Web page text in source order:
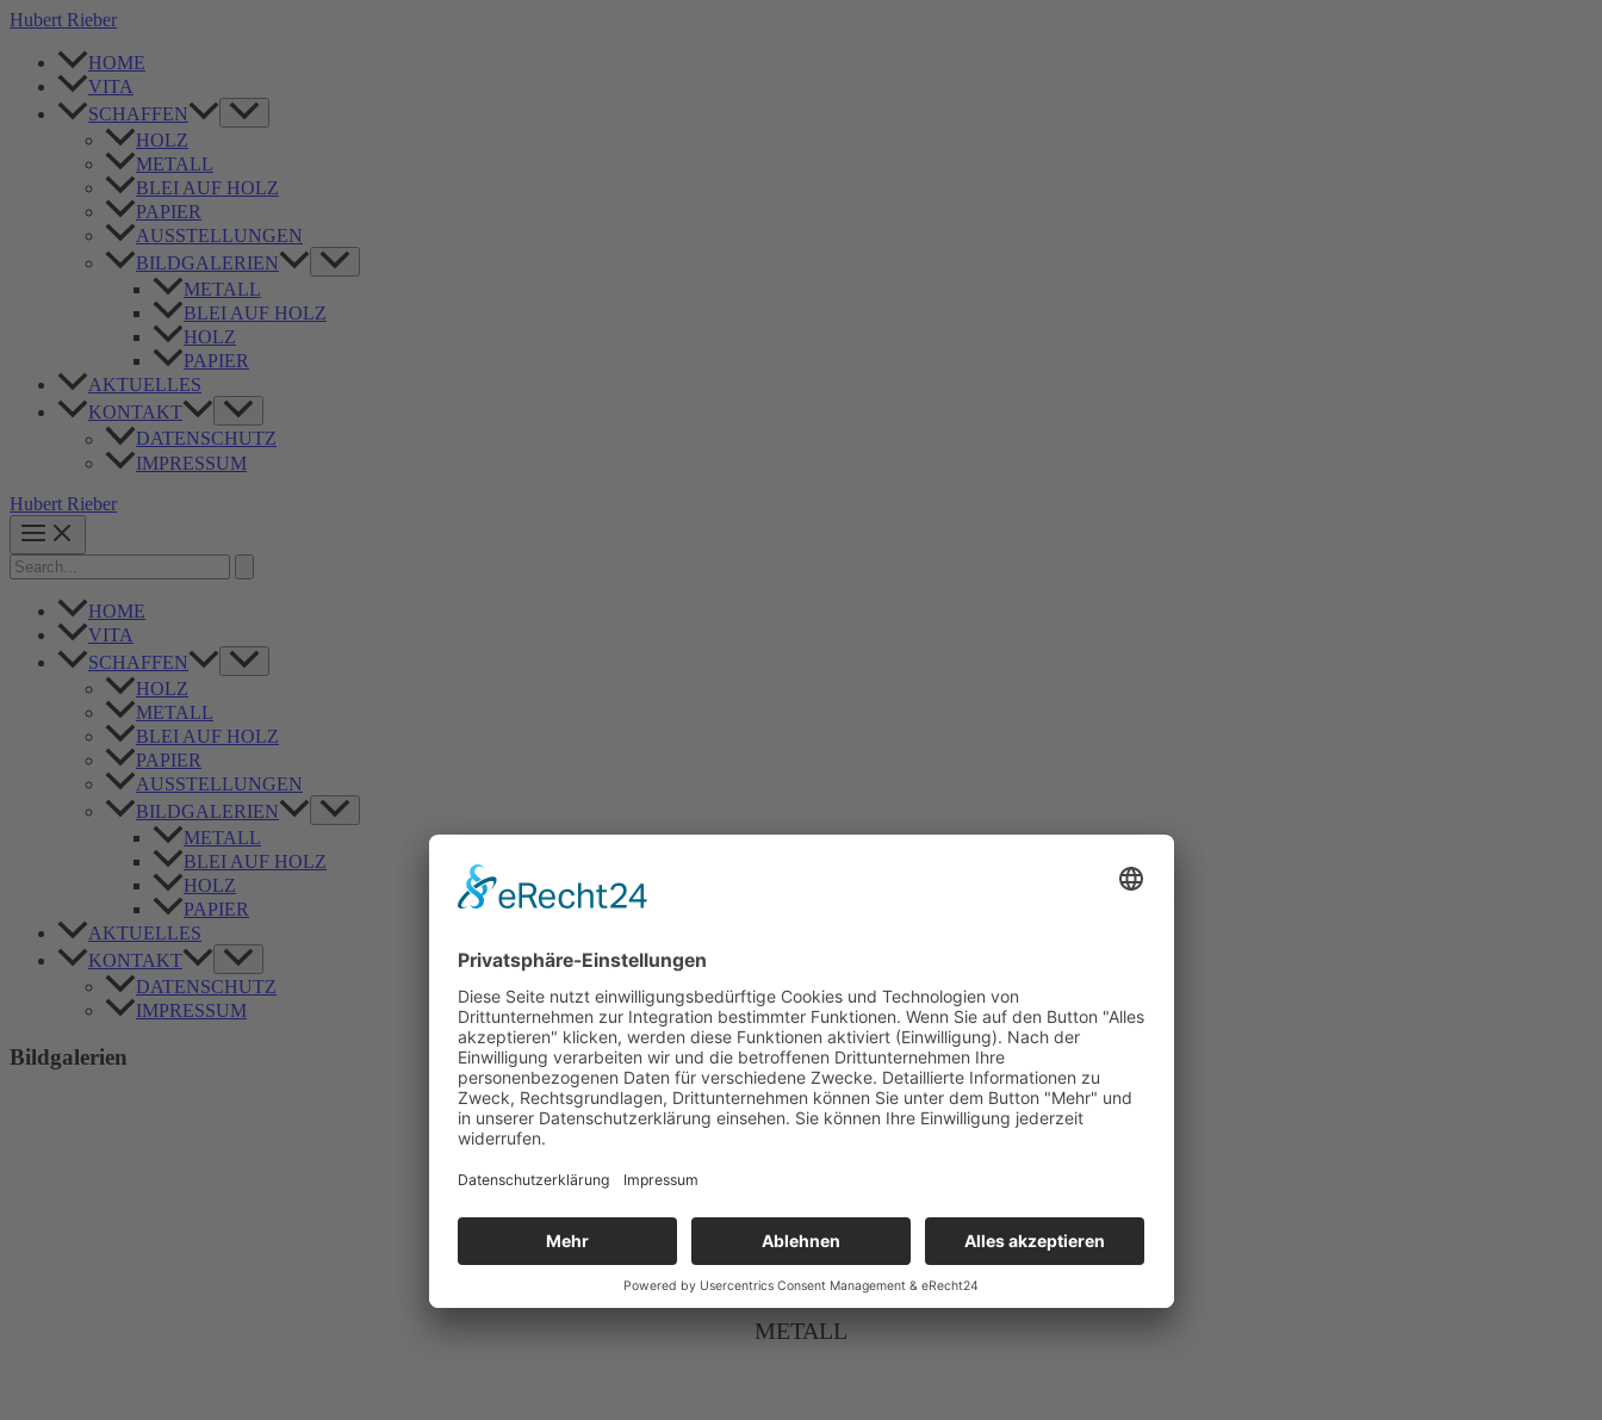
Zum
springen
Hubert Rieber
HOME
VITA
SCHAFFEN
Menü
umschalten
HOLZ
METALL
BLEI AUF HOLZ
PAPIER
AUSSTELLUNGEN
BILDGALERIEN
Menü
umschalten
METALL
BLEI AUF HOLZ
HOLZ
PAPIER
AKTUELLES
KONTAKT
Menü
umschalten
DATENSCHUTZ
IMPRESSUM
Hubert Rieber
Main
Menu
Search
for:
HOME
VITA
SCHAFFEN
Menü
umschalten
HOLZ
METALL
BLEI AUF HOLZ
PAPIER
AUSSTELLUNGEN
BILDGALERIEN
Menü
umschalten
METALL
BLEI AUF HOLZ
HOLZ
PAPIER
AKTUELLES
KONTAKT
Menü
umschalten
DATENSCHUTZ
IMPRESSUM
Bildgalerien
METALL